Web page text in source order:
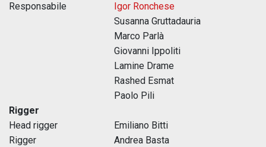
Responsabile
Igor Ronchese
Susanna Gruttadauria
Marco Parlà
Giovanni Ippoliti
Lamine Drame
Rashed Esmat
Paolo Pili
Rigger
Head rigger
Emiliano Bitti
Rigger
Andrea Basta